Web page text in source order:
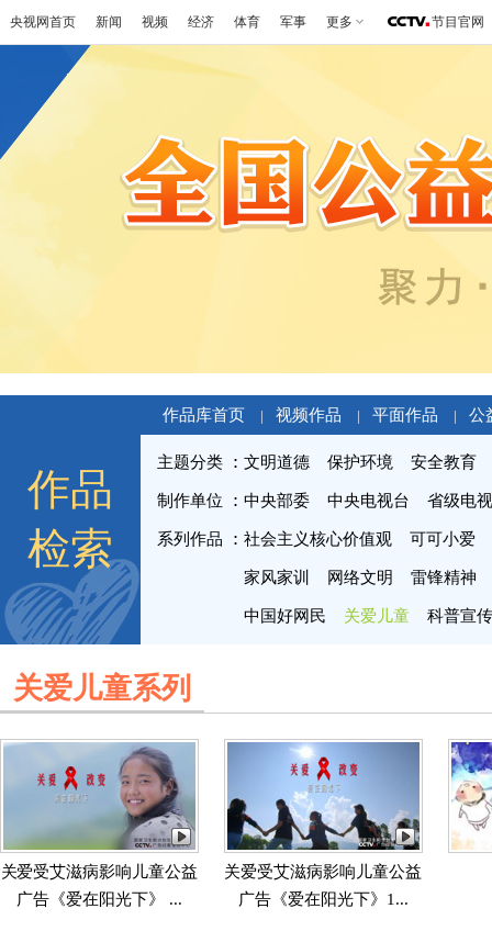
央视网首页 新闻 视频 经济 体育 军事 更多 节目官网
作品
检索
作品库首页 | 视频作品 | 平面作品 | 公
主题分类 文明道德 保护环境 安全教育
制作单位 中央部委 中央电视台 省级电
系列作品 社会主义核心价值观 可可小爱
家风家训 网络文明 雷锋精神
中国好网民 关爱儿童 科普宣传
关爱儿童系列
关爱受艾滋病影响儿童公益
广告《爱在阳光下》 ...
关爱受艾滋病影响儿童公益
广告《爱在阳光下》1...